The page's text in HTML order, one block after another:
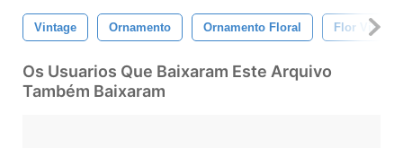
Vintage Ornamento Ornamento Floral Flor Vintage
Os Usuarios Que Baixaram Este Arquivo
Também Baixaram